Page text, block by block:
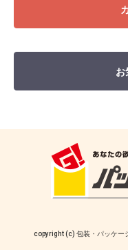
お
copyright (c) 包装・パッケー